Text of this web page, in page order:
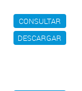
CONSULTAR
DESCARGAR